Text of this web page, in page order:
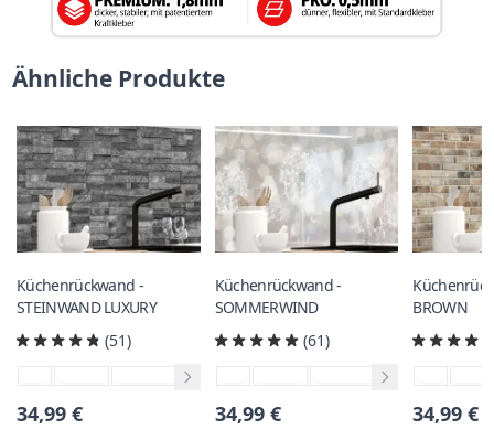
Ähnliche Produkte
Küchenrückwand -
STEINWAND LUXURY
(51)
34,99 €
Küchenrückwand -
SOMMERWIND
(61)
34,99 €
BROWN
34,99 €